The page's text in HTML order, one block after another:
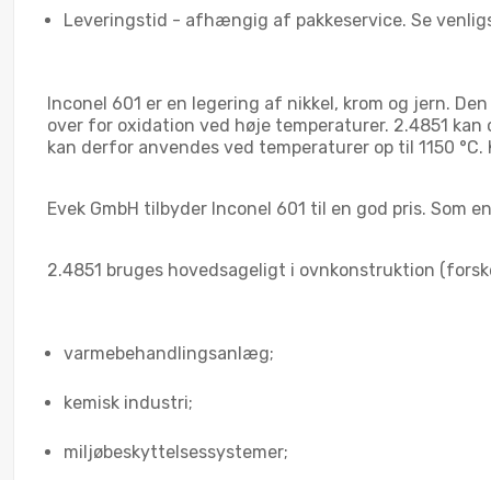
Leveringstid - afhængig af pakkeservice. Se
Inconel 601 er en legering af nikkel, krom og jern.
over for oxidation ved høje temperaturer. 2.4851
kan derfor anvendes ved temperaturer op til 1150
Evek GmbH tilbyder Inconel 601 til en god pris. Som
2.4851 bruges hovedsageligt i ovnkonstruktion
varmebehandlingsanlæg;
kemisk industri;
miljøbeskyttelsessystemer;